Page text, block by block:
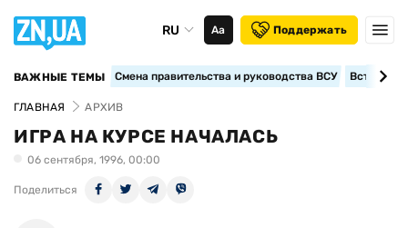
RU Аа Поддержать
ВАЖНЫЕ ТЕМЫ Смена правительства и руководства ВСУ
ГЛАВНАЯ АРХИВ
ИГРА НА КУРСЕ НАЧАЛАСЬ
06 сентября, 1996, 00:00
Поделиться